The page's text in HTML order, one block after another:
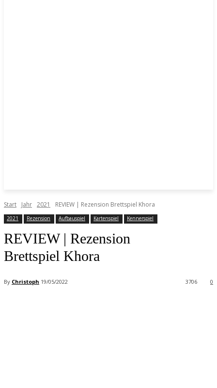
Start Jahr 2021 REVIEW | Rezension Brettspiel Khora
2021 Rezension Aufbauspiel Kartenspiel Kennerspiel
REVIEW | Rezension
Brettspiel Khora
By Christoph 19/05/2022 0
3706